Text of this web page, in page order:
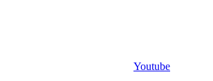
Youtube